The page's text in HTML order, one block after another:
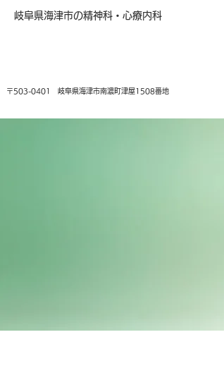
岐阜県海津市の精神科・心療内科
〒503-0401 岐阜県海津市南濃町津屋1508番地